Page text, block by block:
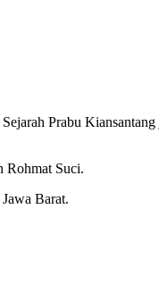
Prabu Kiansantang
Rohmat Suci.
Barat.